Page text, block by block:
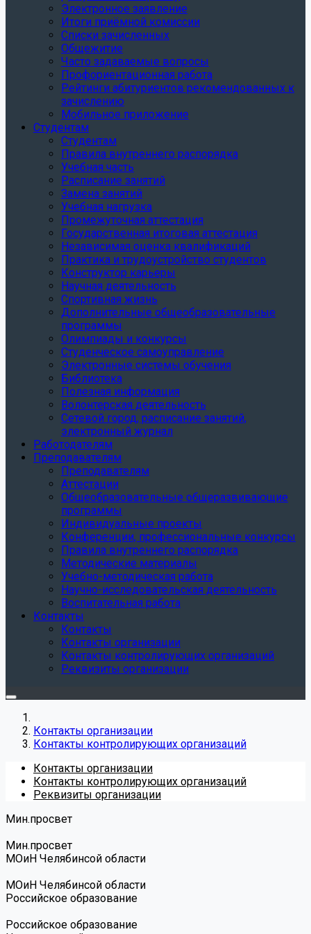
Электронное заявление
Итоги приёмной комиссии
Списки зачисленных
Общежитие
Часто задаваемые вопросы
Профориентационная работа
Рейтинги абитуриентов рекомендованных к
зачислению
Мобильное приложение
Студентам
Студентам
Правила внутреннего распорядка
Учебная часть
Расписание занятий
Замена занятий
Учебная нагрузка
Промежуточная аттестация
Государственная итоговая аттестация
Независимая оценка квалификаций
Практика и трудоустройство студентов
Конструктор карьеры
Научная деятельность
Спортивная жизнь
Дополнительные общеобразовательные
программы
Олимпиады и конкурсы
Студенческое самоуправление
Электронные системы обучения
Библиотека
Полезная информация
Волонтерская деятельность
Сетевой город, расписание занятий,
электронный журнал
Работодателям
Преподавателям
Преподавателям
Аттестации
Общеобразовательные общеразвивающие
программы
Индивидуальные проекты
Конференции, профессиональные конкурсы
Правила внутреннего распорядка
Методические материалы
Учебно-методическая работа
Научно-исследовательская деятельность
Воспитательная работа
Контакты
Контакты
Контакты организации
Контакты контролирующих организаций
Реквизиты организации
Контакты организации
Контакты контролирующих организаций
Контакты организации
Контакты контролирующих организаций
Реквизиты организации
Мин.просвет
Мин.просвет
МОиН Челябинсой области
МОиН Челябинсой области
Российское образование
Российское образование